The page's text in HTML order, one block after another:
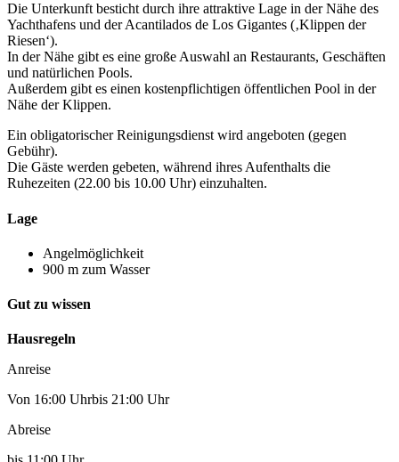
Die Unterkunft besticht durch ihre attraktive Lage in der Nähe des
Yachthafens und der Acantilados de Los Gigantes (‚Klippen der
Riesen‘).
In der Nähe gibt es eine große Auswahl an Restaurants, Geschäften
und natürlichen Pools.
Außerdem gibt es einen kostenpflichtigen öffentlichen Pool in der
Nähe der Klippen.
Ein obligatorischer Reinigungsdienst wird angeboten (gegen
Gebühr).
Die Gäste werden gebeten, während ihres Aufenthalts die
Ruhezeiten (22.00 bis 10.00 Uhr) einzuhalten.
Lage
Angelmöglichkeit
900 m zum Wasser
Gut zu wissen
Hausregeln
Anreise
Von 16:00 Uhrbis 21:00 Uhr
Abreise